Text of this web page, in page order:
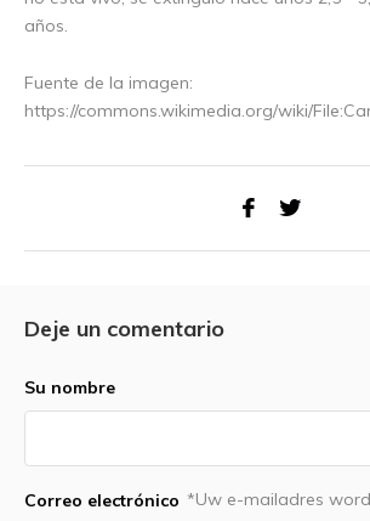
años.
Fuente de la imagen:
https://commons.wikimedia.org/wiki/
Deje un comentario
Su nombre
Correo electrónico *Uw e-mailadres